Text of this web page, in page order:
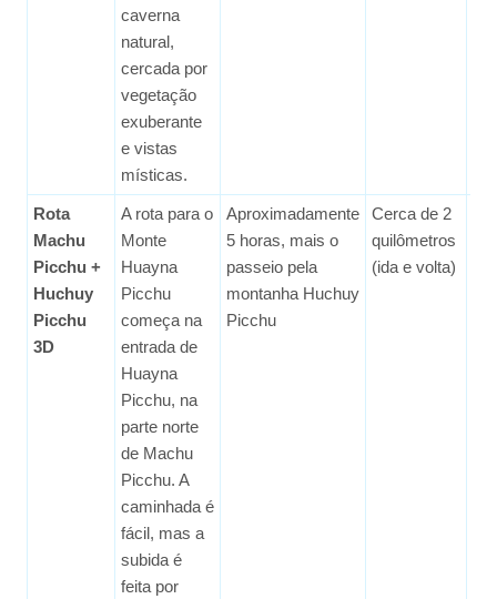
caverna
natural,
cercada por
vegetação
exuberante
e vistas
místicas.
Rota
Machu
Picchu +
Huchuy
Picchu
3D
A rota para o
Monte
Huayna
Picchu
começa na
entrada de
Huayna
Picchu, na
parte norte
de Machu
Picchu. A
caminhada é
fácil, mas a
subida é
feita por
Aproximadamente
5 horas, mais o
passeio pela
montanha Huchuy
Picchu
Cerca de 2
quilômetros
(ida e volta)